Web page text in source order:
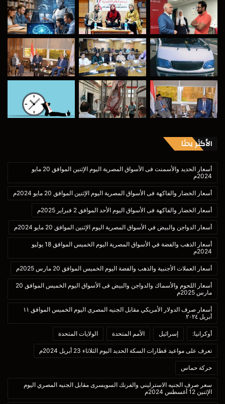
الأكثر بحثا
أسعار الحديد والأسمنت فى الأسواق المصرية اليوم الإثنين الموافق 20 مايو
2024م
أسعار الخضار والفاكهة فى الأسواق المصرية اليوم الإثنين الموافق 20 مايو 2024م
أسعار الخضار والفاكهة فى الأسواق اليوم الأحد الموافق 2 فبراير 2025م
أسعار الدواجن والبيض في الأسواق المصرية اليوم الإثنين الموافق 20 مايو 2024م
أسعار الذهب والفضة في الأسواق المصرية اليوم الخميس الموافق 18 يوليو
2024م
أسعار العملات الأجنبية والذهب والفضة اليوم الخميس الموافق 20 مارس 2025م
أسعار اللحوم والأسماك والدواجن والبيض فى الأسواق اليوم الخميس الموافق 20
مارس 2025م
أسعار صرف الدولار الأمريكي مقابل الجنيه المصري اليوم الخميس الموافق ١١
أبريل ٢٠٢٤
أوكرانيا: إسرائيل الأمم المتحدة الولايات المتحدة
تعرف على مواعيد قطارات السكة الحديد اليوم الثلاثاء 23 أبريل 2024م
حركة حماس
سعر صرف الجنيه الاسترليني والفرنك السويسرى مقابل الجنيه المصري اليوم
الإثنين 12 أغسطس 2024م